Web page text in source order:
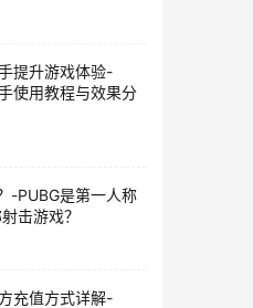
提升游戏体验-
使用教程与效果分
-PUBG是第一人称
击游戏？
充值方式详解-